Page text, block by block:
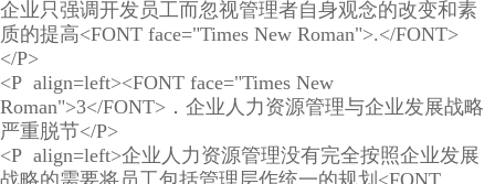
企业只强调开发员工而忽视管理者自身观念的改变和素
质的提高<FONT face="Times New Roman">.</FONT>
</P>
<P align=left><FONT face="Times New
Roman">3</FONT>．企业人力资源管理与企业发展战略
严重脱节</P>
<P align=left>企业人力资源管理没有完全按照企业发展
战略的需要将员工包括管理层作统一的规划<FONT